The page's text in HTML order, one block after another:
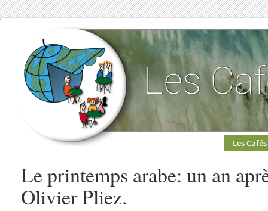
Les Cafés
Le printemps arabe: un an
Olivier Pliez.